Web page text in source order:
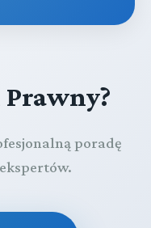
poradę